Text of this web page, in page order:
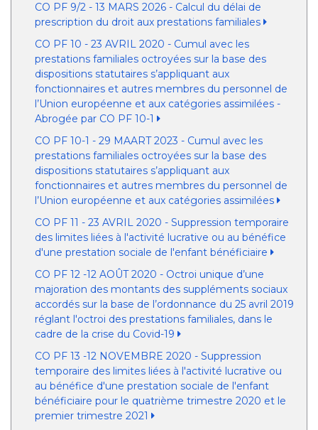
CO PF 9/2 - 13 MARS 2026 - Calcul du délai de
prescription du droit aux prestations familiales
CO PF 10 - 23 AVRIL 2020 - Cumul avec les
prestations familiales octroyées sur la base des
dispositions statutaires s’appliquant aux
fonctionnaires et autres membres du personnel de
l’Union européenne et aux catégories assimilées -
Abrogée par CO PF 10-1
CO PF 10-1 - 29 MAART 2023 - Cumul avec les
prestations familiales octroyées sur la base des
dispositions statutaires s’appliquant aux
fonctionnaires et autres membres du personnel de
l’Union européenne et aux catégories assimilées
CO PF 11 - 23 AVRIL 2020 - Suppression temporaire
des limites liées à l'activité lucrative ou au bénéfice
d'une prestation sociale de l'enfant bénéficiaire
CO PF 12 -12 AOÛT 2020 - Octroi unique d’une
majoration des montants des suppléments sociaux
accordés sur la base de l’ordonnance du 25 avril 2019
réglant l'octroi des prestations familiales, dans le
cadre de la crise du Covid-19
CO PF 13 -12 NOVEMBRE 2020 - Suppression
temporaire des limites liées à l'activité lucrative ou
au bénéfice d'une prestation sociale de l'enfant
bénéficiaire pour le quatrième trimestre 2020 et le
premier trimestre 2021